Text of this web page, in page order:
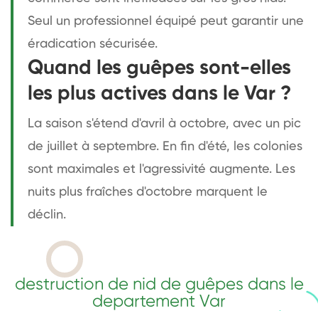
Seul un professionnel équipé peut garantir une
éradication sécurisée.
Quand les guêpes sont-elles
les plus actives dans le Var ?
La saison s'étend d'avril à octobre, avec un pic
de juillet à septembre. En fin d'été, les colonies
sont maximales et l'agressivité augmente. Les
nuits plus fraîches d'octobre marquent le
déclin.
destruction de nid de guêpes dans le
departement Var